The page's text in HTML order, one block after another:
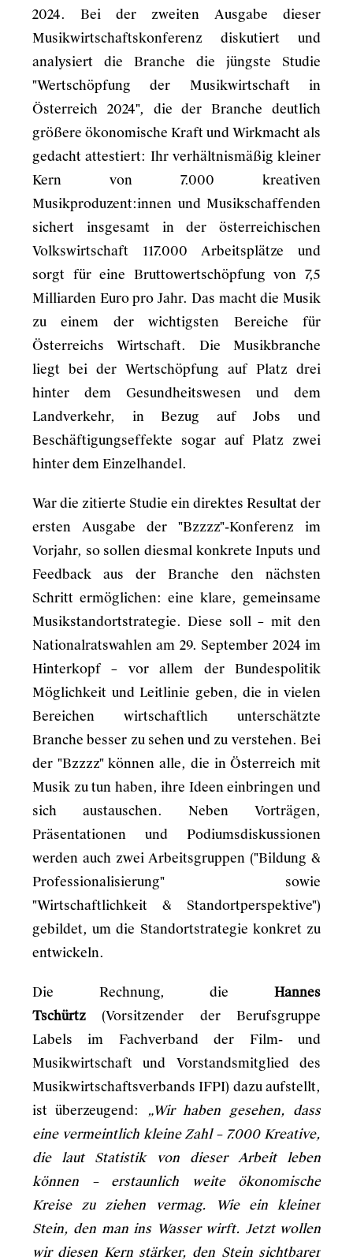
2024. Bei der zweiten Ausgabe dieser
Musikwirtschaftskonferenz diskutiert und
analysiert die Branche die jüngste Studie
"Wertschöpfung der Musikwirtschaft in
Österreich 2024", die der Branche deutlich
größere ökonomische Kraft und Wirkmacht als
gedacht attestiert: Ihr verhältnismäßig kleiner
Kern von 7.000 kreativen
Musikproduzent:innen und Musikschaffenden
sichert insgesamt in der österreichischen
Volkswirtschaft 117.000 Arbeitsplätze und
sorgt für eine Bruttowertschöpfung von 7,5
Milliarden Euro pro Jahr. Das macht die Musik
zu einem der wichtigsten Bereiche für
Österreichs Wirtschaft. Die Musikbranche
liegt bei der Wertschöpfung auf Platz drei
hinter dem Gesundheitswesen und dem
Landverkehr, in Bezug auf Jobs und
Beschäftigungseffekte sogar auf Platz zwei
hinter dem Einzelhandel.
War die zitierte Studie ein direktes Resultat der
ersten Ausgabe der "Bzzzz"-Konferenz im
Vorjahr, so sollen diesmal konkrete Inputs und
Feedback aus der Branche den nächsten
Schritt ermöglichen: eine klare, gemeinsame
Musikstandortstrategie. Diese soll – mit den
Nationalratswahlen am 29. September 2024 im
Hinterkopf – vor allem der Bundespolitik
Möglichkeit und Leitlinie geben, die in vielen
Bereichen wirtschaftlich unterschätzte
Branche besser zu sehen und zu verstehen. Bei
der "Bzzzz" können alle, die in Österreich mit
Musik zu tun haben, ihre Ideen einbringen und
sich austauschen. Neben Vorträgen,
Präsentationen und Podiumsdiskussionen
werden auch zwei Arbeitsgruppen ("Bildung &
Professionalisierung" sowie
"Wirtschaftlichkeit & Standortperspektive")
gebildet, um die Standortstrategie konkret zu
entwickeln.
Die Rechnung, die Hannes
Tschürtz(Vorsitzender der Berufsgruppe
Labels im Fachverband der Film- und
Musikwirtschaft und Vorstandsmitglied des
Musikwirtschaftsverbands IFPI) dazu aufstellt,
ist überzeugend:
„Wir haben gesehen, dass
eine vermeintlich kleine Zahl – 7.000 Kreative,
die laut Statistik von dieser Arbeit leben
können – erstaunlich weite ökonomische
Kreise zu ziehen vermag. Wie ein kleiner
Stein, den man ins Wasser wirft. Jetzt wollen
wir diesen Kern stärker, den Stein sichtbarer